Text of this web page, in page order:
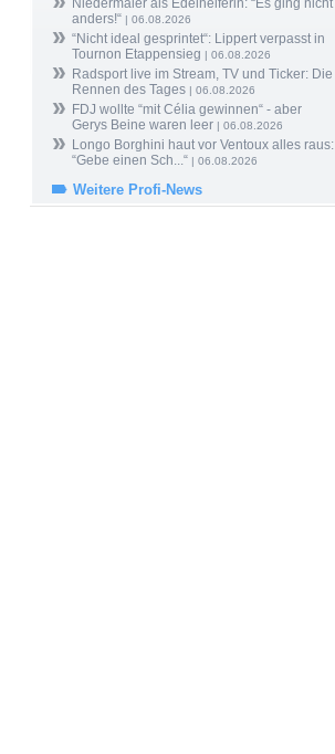
Niedermaier als Edelhelferin: “Es ging nicht
anders!“ | 06.08.2026
“Nicht ideal gesprintet“: Lippert verpasst in
Tournon Etappensieg | 06.08.2026
Radsport live im Stream, TV und Ticker: Die
Rennen des Tages | 06.08.2026
FDJ wollte “mit Célia gewinnen“ - aber
Gerys Beine waren leer | 06.08.2026
Longo Borghini haut vor Ventoux alles raus:
“Gebe einen Sch...“ | 06.08.2026
Weitere Profi-News